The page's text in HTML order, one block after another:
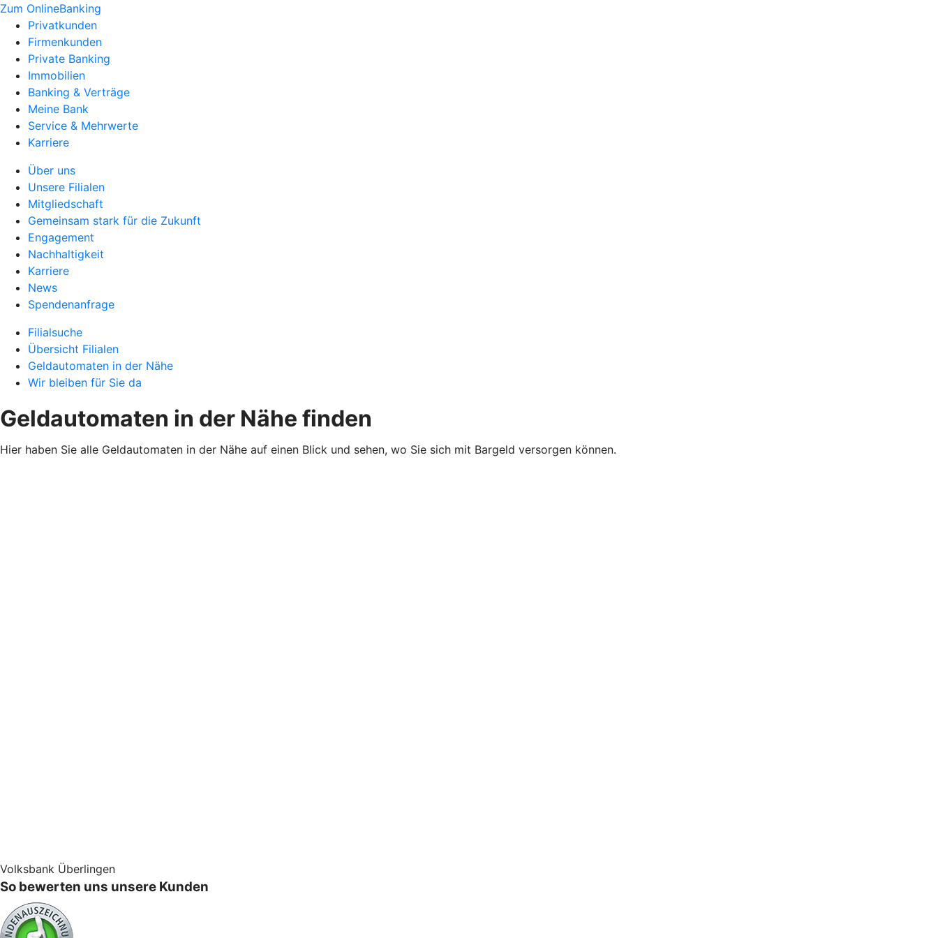
Zum OnlineBanking
Privatkunden
Firmenkunden
Private Banking
Immobilien
Banking & Verträge
Meine Bank
Service & Mehrwerte
Karriere
Über uns
Unsere Filialen
Mitgliedschaft
Gemeinsam stark für die Zukunft
Engagement
Nachhaltigkeit
Karriere
News
Spendenanfrage
Filialsuche
Übersicht Filialen
Geldautomaten in der Nähe
Wir bleiben für Sie da
Geldautomaten in der Nähe finden
Hier haben Sie alle Geldautomaten in der Nähe auf einen Blick und sehen, wo Sie sich mit Bargeld versorgen können.
Volksbank Überlingen
So bewerten uns unsere Kunden